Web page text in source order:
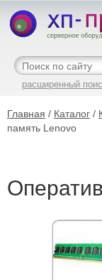
расширенный
Главная / Каталог /
память Lenovo